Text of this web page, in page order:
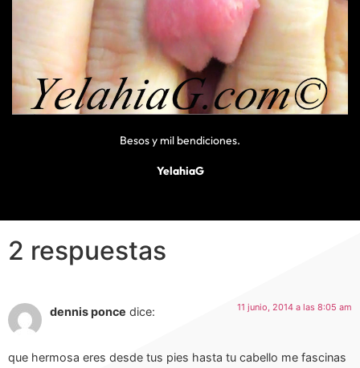
Besos y mil bendiciones.
YelahiaG
2 respuestas
dennis ponce dice: 11 junio, 2014 a las 8:05 am
que hermosa eres desde tus pies hasta tu cabello me fascinas